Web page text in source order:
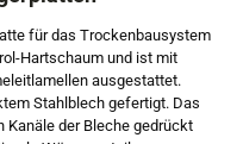
für das Trockenbausystem
Hartschaum und ist mit
ausgestattet.
Stahlblech gefertigt. Das
Kanäle der Bleche gedrückt